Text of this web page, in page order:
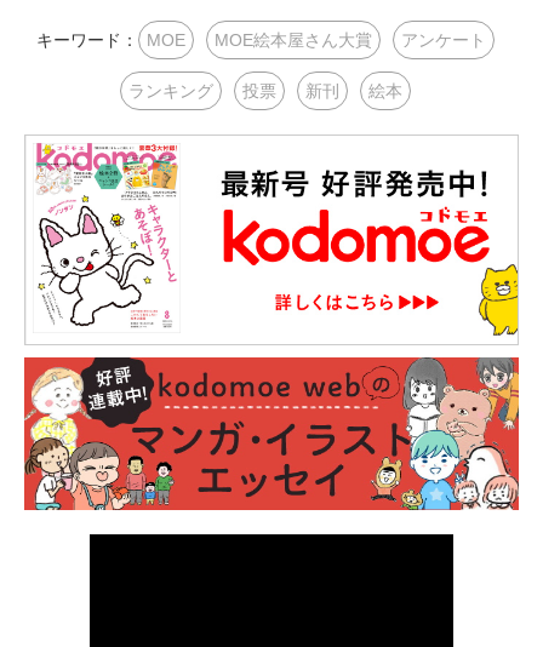
キーワード： MOE MOE絵本屋さん大賞 アンケート
ランキング 投票 新刊 絵本